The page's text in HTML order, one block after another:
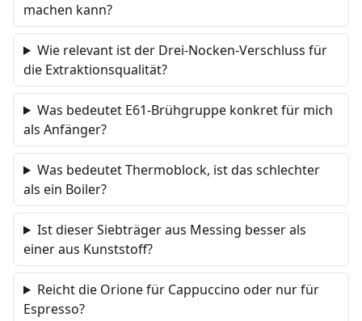
machen kann?
Wie relevant ist der Drei-Nocken-Verschluss für
die Extraktionsqualität?
Was bedeutet E61-Brühgruppe konkret für mich
als Anfänger?
Was bedeutet Thermoblock, ist das schlechter
als ein Boiler?
Ist dieser Siebträger aus Messing besser als
einer aus Kunststoff?
Reicht die Orione für Cappuccino oder nur für
Espresso?